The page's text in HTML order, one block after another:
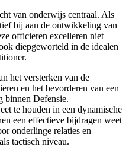
van onderwijs centraal. Als
bij aan de ontwikkeling van
officieren excelleren niet
diepgeworteld in de idealen
het versterken van de
en het bevorderen van een
binnen Defensie.
te houden in een dynamische
een effectieve bijdragen weet
onderlinge relaties en
tactisch niveau.